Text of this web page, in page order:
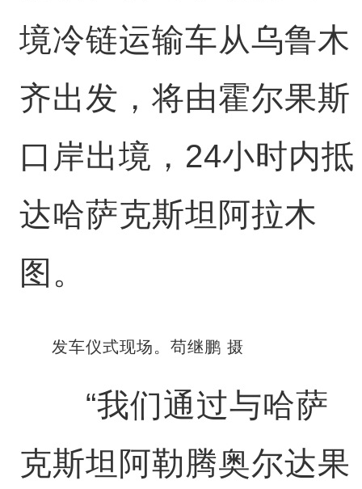
境冷链运输车从乌鲁木
齐出发，将由霍尔果斯
口岸出境，24小时内抵
达哈萨克斯坦阿拉木
图。
发车仪式现场。苟继鹏 摄
“我们通过与哈萨
克斯坦阿勒腾奥尔达果